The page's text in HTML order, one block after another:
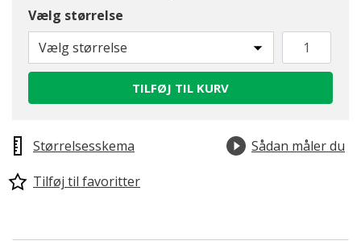
Vælg størrelse
Vælg størrelse
TILFØJ TIL KURV
Størrelsesskema
Sådan måler du
Tilføj til favoritter